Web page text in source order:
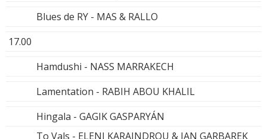
Blues de RY - MAS & RALLO
17.00
Hamdushi - NASS MARRAKECH
Lamentation - RABIH ABOU KHALIL
Hingala - GAGIK GASPARYÁN
To Vals - ELENI KARAINDROU & JAN GARBAREK